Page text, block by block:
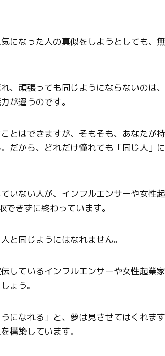
になった人の真似をしようとしても、
、頑張っても同じようにならないのは
が違うのです。
とはできますが、そもそも、あなたが
だから、どれだけ憧れても「同じ人」
いない人が、インフルエンサーや女性
きずに終わっています。
と同じようにはなれません。
しているインフルエンサーや女性起業
ょう。
になれる」と、夢は見させてはくれま
構築しています。